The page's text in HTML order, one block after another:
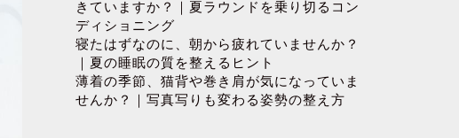
きていますか？｜夏ラウンドを乗り切るコン
ディショニング
寝たはずなのに、朝から疲れていませんか？
｜夏の睡眠の質を整えるヒント
薄着の季節、猫背や巻き肩が気になっていま
せんか？｜写真写りも変わる姿勢の整え方